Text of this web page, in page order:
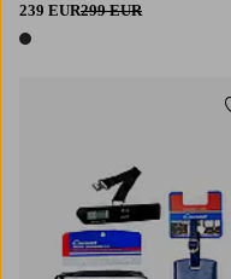
239 EUR299 EUR
1 väri